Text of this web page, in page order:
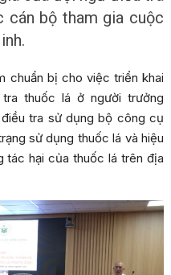
cán bộ tham gia cuộc
chuẩn bị cho việc triển khai
thuốc lá ở người trưởng
tra sử dụng bộ công cụ
sử dụng thuốc lá và hiệu
tác hại của thuốc lá trên địa